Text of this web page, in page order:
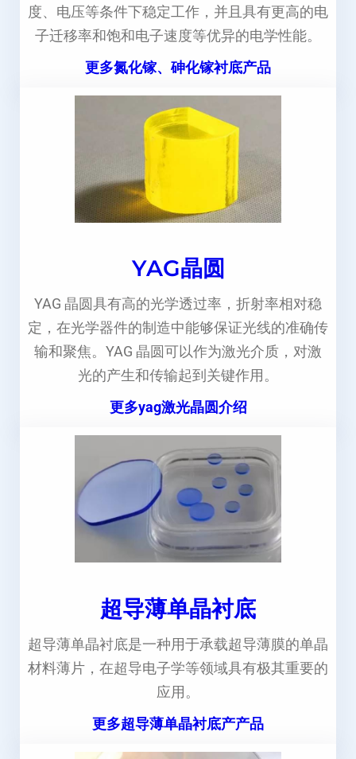
度、电压等条件下稳定工作，并且具有更高的电
子迁移率和饱和电子速度等优异的电学性能。
更多氮化镓、砷化镓衬底产品
YAG晶圆
YAG 晶圆具有高的光学透过率，折射率相对稳
定，在光学器件的制造中能够保证光线的准确传
输和聚焦。YAG 晶圆可以作为激光介质，对激
光的产生和传输起到关键作用。
更多yag激光晶圆介绍
超导薄单晶衬底
超导薄单晶衬底是一种用于承载超导薄膜的单晶
材料薄片，在超导电子学等领域具有极其重要的
应用。
更多超导薄单晶衬底产产品